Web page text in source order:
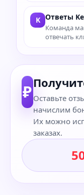
K Ответы
Команда
отвечать
₽ Оставьте
начислим
Их можно
заказах.